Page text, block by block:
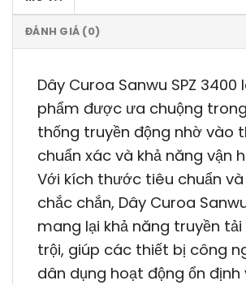
ĐÁNH GIÁ (0)
Dây Curoa Sanwu SPZ 3400
phẩm được ưa chuộng
thống truyền động nhờ vào
chuẩn xác và khả năng vận
Với kích thước tiêu chuẩn
chắc chắn, Dây Curoa
mang lại khả năng truyền
trội, giúp các thiết bị công
dân dụng hoạt động ổn định